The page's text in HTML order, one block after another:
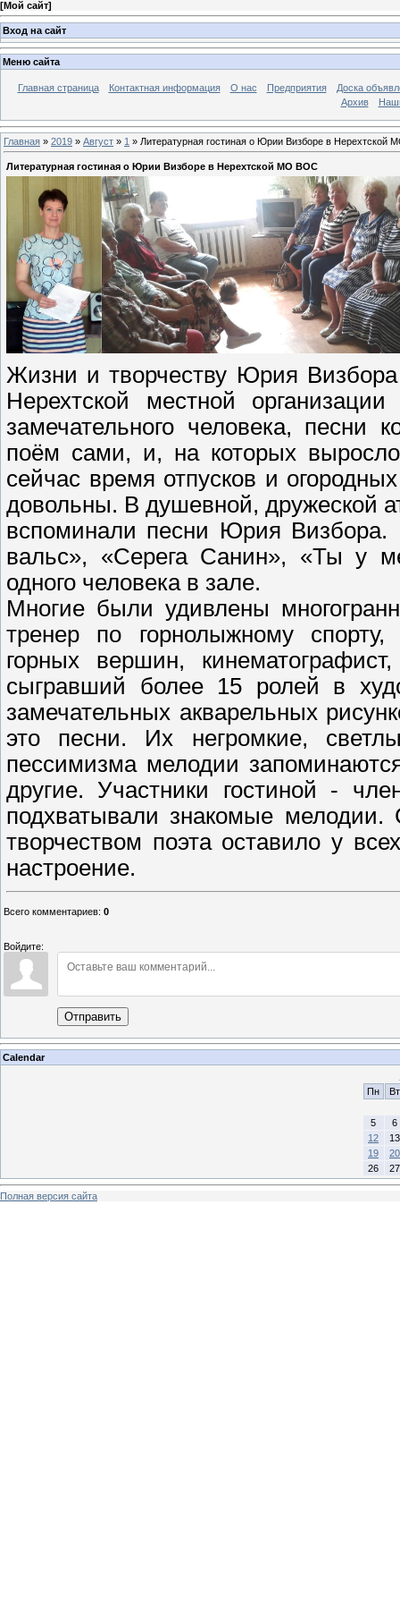
[Мой сайт]
Вход на сайт
Меню сайта
Главная страница Контактная информация О нас Предприятия
Доска
Архив
Главная » 2019 » Август » 1 » Литературная гостиная о Юрии Визборе в Нерехтской
Литературная гостиная о Юрии Визборе в Нерехтской МО ВОС
Жизни и творчеству Юрия
Нерехтской местной
замечательного человека, песни
поём сами, и, на которых
сейчас время отпусков и
довольны. В душевной, дружеской
вспоминали песни Юрия Визбора.
вальс», «Серега Санин», «Ты у
одного человека в зале.
Многие были удивлены
тренер по горнолыжному
горных вершин,
сыгравший более 15 ролей в
замечательных акварельных
это песни. Их негромкие,
пессимизма мелодии
другие. Участники гостиной -
подхватывали знакомые мелодии.
творчеством поэта оставило у
настроение.
Всего комментариев: 0
Войдите:
Отправить
Calendar
Пн
Вт
5
6
12
13
19
20
26
27
Полная версия сайта